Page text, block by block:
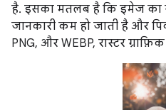
है. इसका मतलब है कि इमेज का
जानकारी कम हो जाती है और
PNG, और WEBP, रास्टर